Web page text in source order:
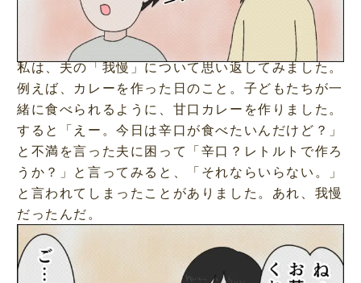
私は、夫の「我慢」について思い返してみました。
例えば、カレーを作った日のこと。子どもたちが一
緒に食べられるように、甘口カレーを作りました。
すると「えー。今日は辛口が食べたいんだけど？」
と不満を言った夫に困って「辛口？レトルトで作ろ
うか？」と言ってみると、「それならいらない。」
と言われてしまったことがありました。あれ、我慢
だったんだ。